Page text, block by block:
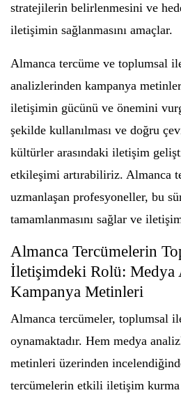
stratejilerin belirlenmesini ve
iletişimin sağlanmasını amaçlar.
Almanca tercüme ve toplumsal
analizlerinden kampanya
iletişimin gücünü ve önemini
şekilde kullanılması ve doğru
kültürler arasındaki iletişim
etkileşimi artırabiliriz. Almanca
uzmanlaşan profesyoneller, bu
tamamlanmasını sağlar ve
Almanca Tercümelerin
İletişimdeki Rolü: Medya
Kampanya Metinleri
Almanca tercümeler, toplumsal
oynamaktadır. Hem medya
metinleri üzerinden
tercümelerin etkili iletişim kurma